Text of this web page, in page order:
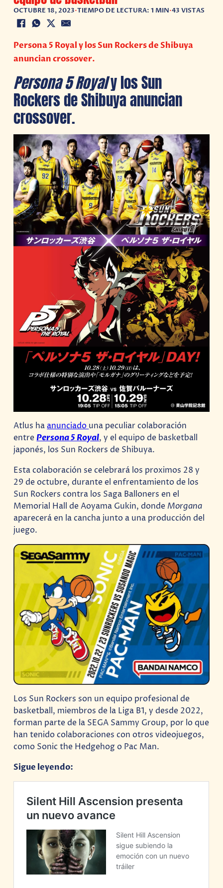
OCTUBRE 18, 2023•TIEMPO DE LECTURA: 1 MIN•43 VISTAS
Persona 5 Royal y los Sun Rockers de Shibuya
anuncian crossover.
Persona 5 Royaly los Sun
Rockers de Shibuya anuncian
crossover.
Atlus haanunciadouna peculiar colaboración
entrePersona 5 Royal, y el equipo de basketball
japonés, los Sun Rockers de Shibuya.
Esta colaboración se celebrará los proximos 28 y
29 de octubre, durante el enfrentamiento de los
Sun Rockers contra los Saga Balloners en el
Memorial Hall de Aoyama Gukin, donde Morgana
aparecerá en la cancha junto a una producción del
juego.
Los Sun Rockers son un equipo profesional de
basketball, miembros de la Liga B1, y desde 2022,
forman parte de la SEGA Sammy Group, por lo que
han tenido colaboraciones con otros videojuegos,
como Sonic the Hedgehog o Pac Man.
Sigue leyendo: